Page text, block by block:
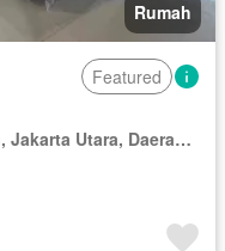
Rumah
Featured
RW 03, Kamal Muara, Penjaringan, Jakarta Utara, Daerah Khusus Ibukota Jakarta